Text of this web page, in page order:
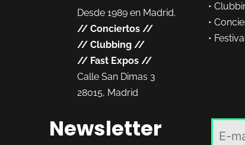
Desde 1989 en Madrid.
// Conciertos //
// Clubbing //
// Fast Expos //
Calle San Dimas 3
28015, Madrid
•
•
•
Newsletter